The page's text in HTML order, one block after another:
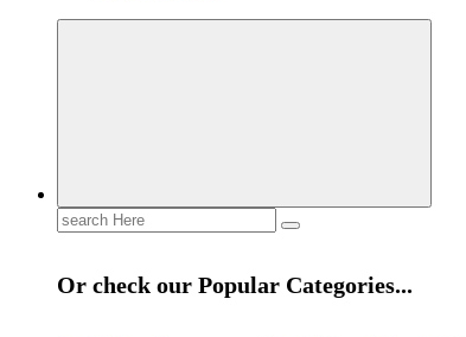
Search
for:
Or check our Popular Categories...